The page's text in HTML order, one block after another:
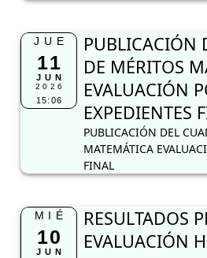
JUE
11
JUN
2026
15:06
PUBLICACIÓN
DE MÉRITOS
EVALUACIÓN
EXPEDIENTES
PUBLICACIÓN DEL
MATEMÁTICA
FINAL
MIÉ
10
JUN
RESULTADOS
EVALUACIÓN